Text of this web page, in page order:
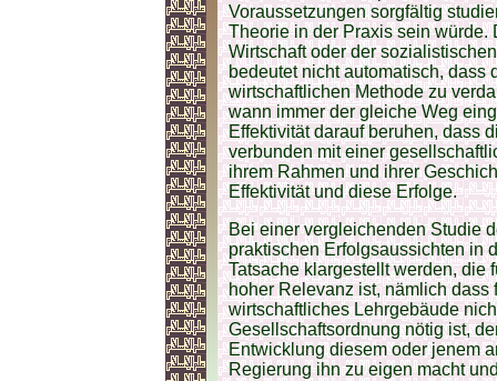
Voraussetzungen sorgfältig
Theorie in der Praxis sein
Wirtschaft oder der
bedeutet nicht automatisch, dass
wirtschaftlichen Methode zu
wann immer der gleiche Weg
Effektivität darauf beruhen, dass
verbunden mit einer
ihrem Rahmen und ihrer
Effektivität und diese Erfolge.
Bei einer vergleichenden Studie
praktischen Erfolgsaussichten in
Tatsache klargestellt werden, die
hoher Relevanz ist, nämlich
wirtschaftliches Lehrgebäude
Gesellschaftsordnung nötig ist,
Entwicklung diesem oder jenem
Regierung ihn zu eigen macht